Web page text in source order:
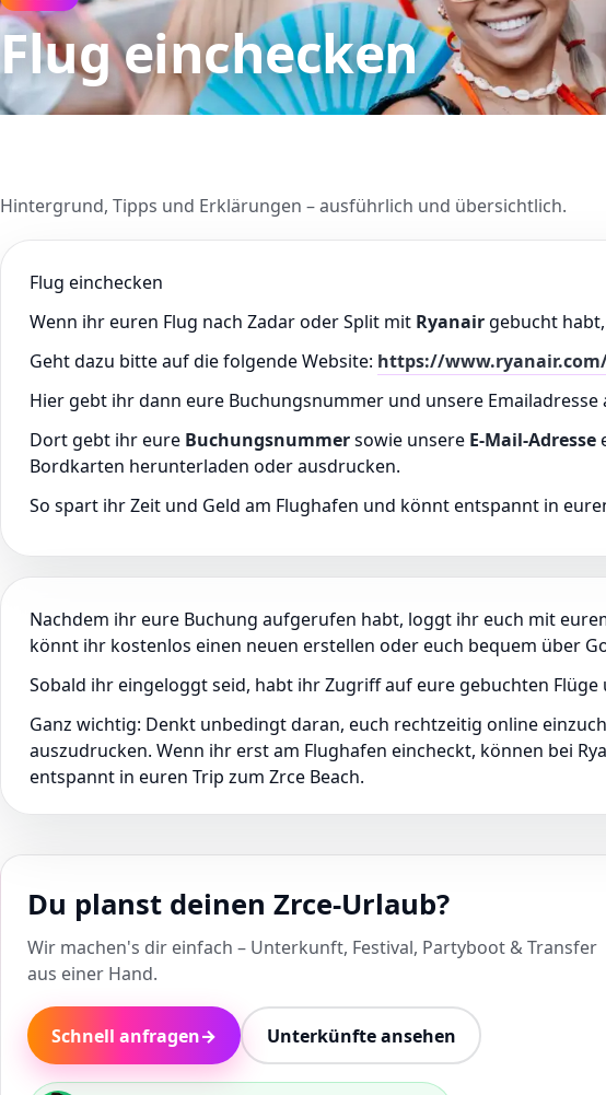
Flug einchecken
Hintergrund, Tipps und Erklärungen – ausführlich und übersichtlich.
Flug einchecken
Wenn ihr euren Flug nach Zadar oder Split mit Ryanair gebucht
Geht dazu bitte auf die folgende Website: https://
Hier gebt ihr dann eure Buchungsnummer und unsere
Dort gebt ihr eure Buchungsnummersowie unsere E-Mail-Adresse
Bordkarten herunterladen oder ausdrucken.
So spart ihr Zeit und Geld am Flughafen und könnt entspannt in
Nachdem ihr eure Buchung aufgerufen habt, loggt ihr euch mit
könnt ihr kostenlos einen neuen erstellen oder euch bequem über
Sobald ihr eingeloggt seid, habt ihr Zugriff auf eure gebuchten
Ganz wichtig: Denkt unbedingt daran, euch rechtzeitig online
auszudrucken. Wenn ihr erst am Flughafen eincheckt, können bei
entspannt in euren Trip zum Zrce Beach.
Du planst deinen Zrce-Urlaub?
Wir machen's dir einfach – Unterkunft, Festival, Partyboot & Transfer
aus einer Hand.
Schnell anfragen→ Unterkünfte ansehen